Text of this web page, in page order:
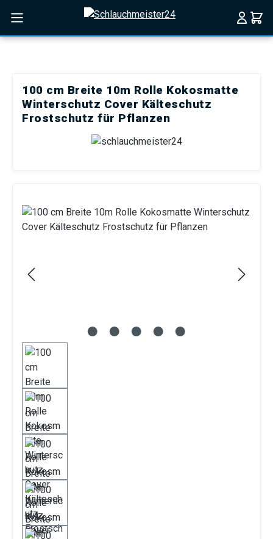
Zum Hauptinhalt springen
100 cm Breite 10m Rolle Kokosmatte
Winterschutz Cover Kälteschutz
Frostschutz für Pflanzen